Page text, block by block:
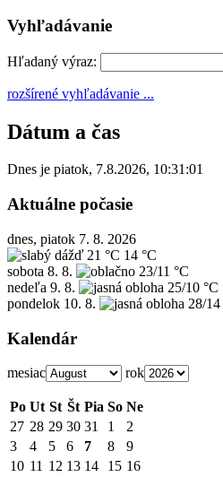
Vyhľadávanie
Hľadaný výraz:
rozšírené vyhľadávanie ...
Dátum a čas
Dnes je piatok, 7.8.2026, 10:31:01
Aktuálne počasie
dnes, piatok 7. 8. 2026
21 °C 14 °C
sobota 8. 8.
23/11 °C
nedeľa 9. 8.
25/10 °C
pondelok 10. 8. 28/14
Kalendár
mesiac rok
Po Ut St Št Pia So Ne
27 28 29 30 31 1
2
3
4 5 6 7 8
9
10 11 12 13 14 15 16